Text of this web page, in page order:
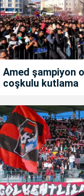
Amed şampiyon
coşkulu kutlama